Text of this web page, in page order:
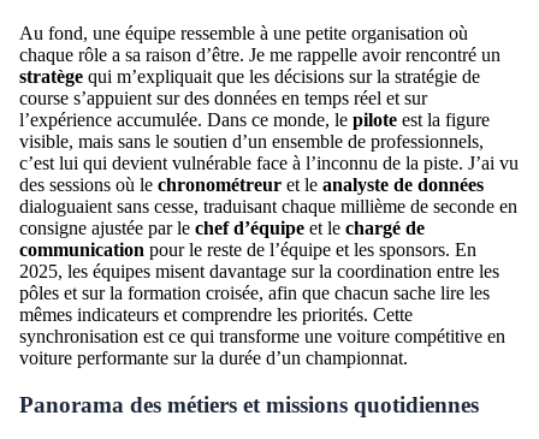
Au fond, une équipe ressemble à une petite organisation où
chaque rôle a sa raison d’être. Je me rappelle avoir rencontré un
stratège qui m’expliquait que les décisions sur la stratégie de
course s’appuient sur des données en temps réel et sur
l’expérience accumulée. Dans ce monde, le pilote est la figure
visible, mais sans le soutien d’un ensemble de professionnels,
c’est lui qui devient vulnérable face à l’inconnu de la piste. J’ai vu
des sessions où le chronométreur et le analyste de données
dialoguaient sans cesse, traduisant chaque millième de seconde en
consigne ajustée par le chef d’équipe et le chargé de
communication pour le reste de l’équipe et les sponsors. En
2025, les équipes misent davantage sur la coordination entre les
pôles et sur la formation croisée, afin que chacun sache lire les
mêmes indicateurs et comprendre les priorités. Cette
synchronisation est ce qui transforme une voiture compétitive en
voiture performante sur la durée d’un championnat.
Panorama des métiers et missions quotidiennes